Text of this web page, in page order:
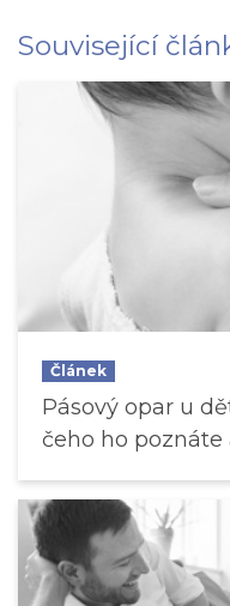
Související
Článek
Pásový opar u
čeho ho poznáte